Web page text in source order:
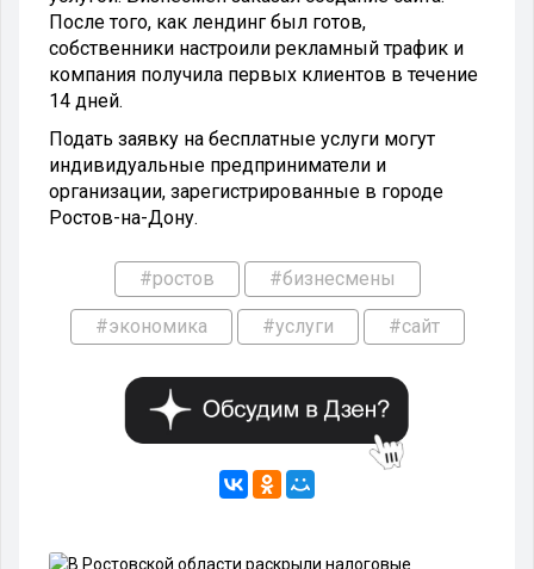
После того, как лендинг был готов,
собственники настроили рекламный трафик и
компания получила первых клиентов в течение
14 дней.
Подать заявку на бесплатные услуги могут
индивидуальные предприниматели и
организации, зарегистрированные в городе
Ростов-на-Дону.
#ростов #бизнесмены
#экономика #услуги #сайт